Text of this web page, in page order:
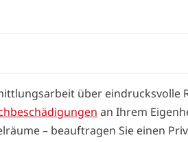
über eindrucksvolle
an Ihrem
– beauftragen Sie einen